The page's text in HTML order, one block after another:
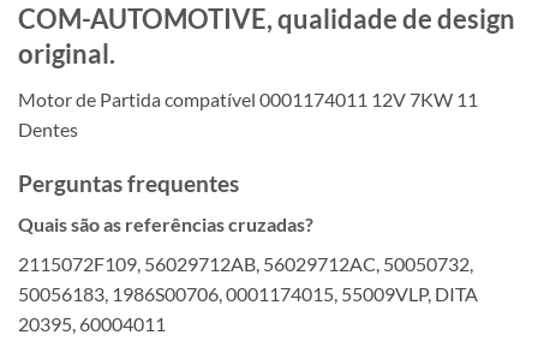
COM-AUTOMOTIVE, qualidade de design
original.
Motor de Partida compatível 0001174011 12V 7KW 11
Dentes
Perguntas frequentes
Quais são as referências cruzadas?
2115072F109, 56029712AB, 56029712AC, 50050732,
50056183, 1986S00706, 0001174015, 55009VLP, DITA
20395, 60004011